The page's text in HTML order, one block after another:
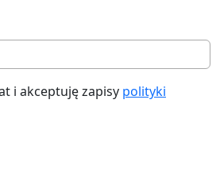
i akceptuję zapisy polityki